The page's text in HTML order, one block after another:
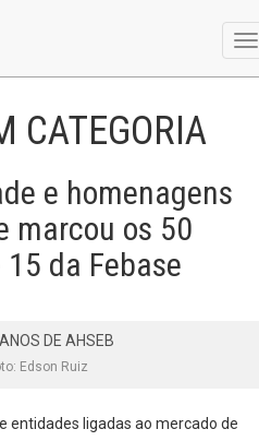
CATEGORIA
e homenagens
marcou os 50
da Febase
Edson Ruiz
entidades ligadas ao mercado de